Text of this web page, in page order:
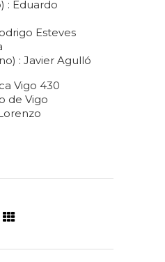
: Eduardo
Esteves
: Javier Agulló
Vigo 430
de Vigo